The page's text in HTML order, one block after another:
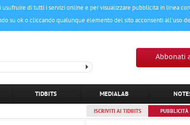
di tutti i servizi online e per visualizzare pubblicità in linea
su ok o cliccando qualunque elemento del sito acconsenti all'uso
Abbonati
TIDBITS MEDIALAB
PUBBLICITÀ
ISCRIVITI AI TIDBITS